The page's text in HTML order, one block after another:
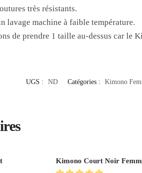
très résistants.
lavage machine à faible température.
de prendre 1 taille au-dessus car le
UGS : ND Catégories : Kimono
Kimono Court Noir